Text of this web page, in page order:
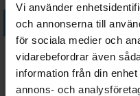
Vi använder
och annonserna till
för sociala medier och
vidarebefordrar även
information från din
annons- och
Köp
Stormcast Eternals
Stormreach Portal
630 SEK I lager: